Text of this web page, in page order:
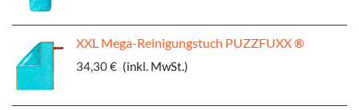
XXL Mega-Reinigungstuch PUZZFUXX ®
34,30 € (inkl. MwSt.)